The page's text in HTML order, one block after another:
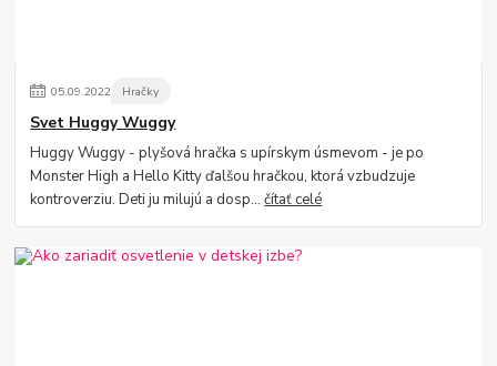
05.09.2022 Hračky
Svet Huggy Wuggy
Huggy Wuggy - plyšová hračka s upírskym úsmevom - je po
Monster High a Hello Kitty ďalšou hračkou, ktorá vzbudzuje
kontroverziu. Deti ju milujú a dosp...čítať celé